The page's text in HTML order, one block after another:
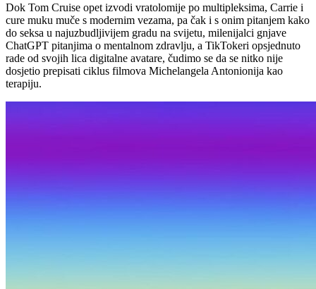
Dok Tom Cruise opet izvodi vratolomije po multipleksima, Carrie i
cure muku muče s modernim vezama, pa čak i s onim pitanjem kako
do seksa u najuzbudljivijem gradu na svijetu, milenijalci gnjave
ChatGPT pitanjima o mentalnom zdravlju, a TikTokeri opsjednuto
rade od svojih lica digitalne avatare, čudimo se da se nitko nije
dosjetio prepisati ciklus filmova Michelangela Antonionija kao
terapiju.